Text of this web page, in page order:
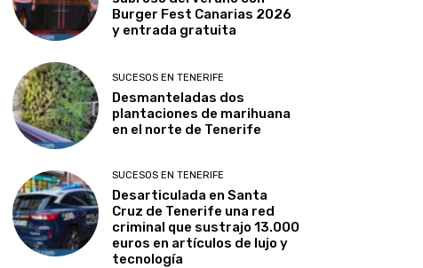
Burger Fest Canarias 2026
y entrada gratuita
SUCESOS EN TENERIFE
Desmanteladas dos
plantaciones de marihuana
en el norte de Tenerife
SUCESOS EN TENERIFE
Desarticulada en Santa
Cruz de Tenerife una red
criminal que sustrajo 13.000
euros en artículos de lujo y
tecnología